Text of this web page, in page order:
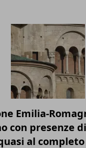
Emilia-
con presenze
al completo